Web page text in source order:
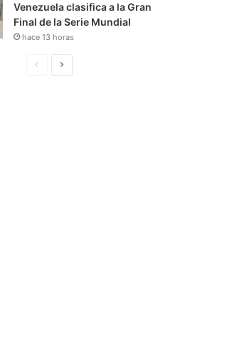
Venezuela clasifica a la Gran
Final de la Serie Mundial
hace 13 horas
S